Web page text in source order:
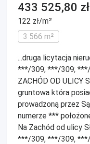
433 525,80 zł
122 zł/m²
3 566 m²
...druga licytacja
***/309; ***/309;
ZACHÓD OD ULICY
gruntowa która
prowadzoną przez
numerze ***
Na Zachód od ulicy
***/309, ***/309,